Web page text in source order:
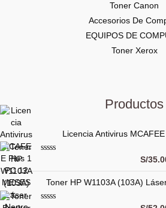
Toner Canon
Accesorios De
EQUIPOS DE
Toner Xerox
Productos
Licencia Antivirus
a
S/
Toner HP W1103A (103A)